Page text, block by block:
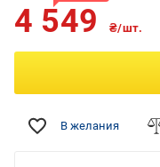
4 549 ₴/шт.
В желания